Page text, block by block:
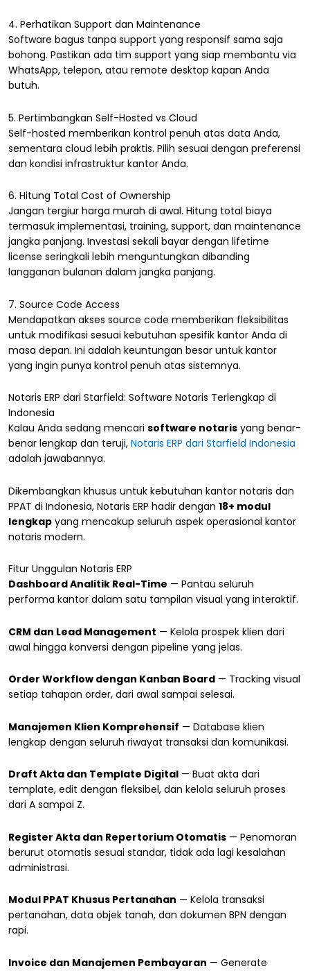
4. Perhatikan Support dan Maintenance
Software bagus tanpa support yang responsif sama saja
bohong. Pastikan ada tim support yang siap membantu via
WhatsApp, telepon, atau remote desktop kapan Anda
butuh.
5. Pertimbangkan Self-Hosted vs Cloud
Self-hosted memberikan kontrol penuh atas data Anda,
sementara cloud lebih praktis. Pilih sesuai dengan preferensi
dan kondisi infrastruktur kantor Anda.
6. Hitung Total Cost of Ownership
Jangan tergiur harga murah di awal. Hitung total biaya
termasuk implementasi, training, support, dan maintenance
jangka panjang. Investasi sekali bayar dengan lifetime
license seringkali lebih menguntungkan dibanding
langganan bulanan dalam jangka panjang.
7. Source Code Access
Mendapatkan akses source code memberikan fleksibilitas
untuk modifikasi sesuai kebutuhan spesifik kantor Anda di
masa depan. Ini adalah keuntungan besar untuk kantor
yang ingin punya kontrol penuh atas sistemnya.
Notaris ERP dari Starfield: Software Notaris Terlengkap di
Indonesia
Kalau Anda sedang mencari software notaris yang benar-
benar lengkap dan teruji, Notaris ERP dari Starfield Indonesia
adalah jawabannya.
Dikembangkan khusus untuk kebutuhan kantor notaris dan
PPAT di Indonesia, Notaris ERP hadir dengan 18+ modul
lengkap yang mencakup seluruh aspek operasional kantor
notaris modern.
Fitur Unggulan Notaris ERP
Dashboard Analitik Real-Time — Pantau seluruh
performa kantor dalam satu tampilan visual yang interaktif.
CRM dan Lead Management — Kelola prospek klien dari
awal hingga konversi dengan pipeline yang jelas.
Order Workflow dengan Kanban Board — Tracking visual
setiap tahapan order, dari awal sampai selesai.
Manajemen Klien Komprehensif — Database klien
lengkap dengan seluruh riwayat transaksi dan komunikasi.
Draft Akta dan Template Digital — Buat akta dari
template, edit dengan fleksibel, dan kelola seluruh proses
dari A sampai Z.
Register Akta dan Repertorium Otomatis — Penomoran
berurut otomatis sesuai standar, tidak ada lagi kesalahan
administrasi.
Modul PPAT Khusus Pertanahan — Kelola transaksi
pertanahan, data objek tanah, dan dokumen BPN dengan
rapi.
Invoice dan Manajemen Pembayaran — Generate